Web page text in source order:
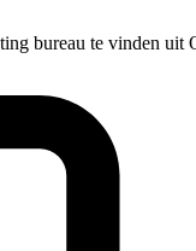
bureau te vinden uit